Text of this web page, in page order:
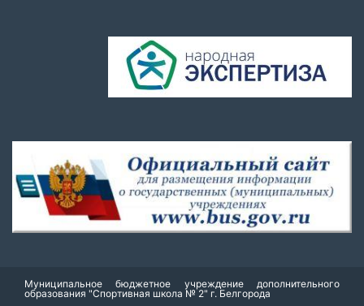
Муниципальное бюджетное учреждение дополнительного
образования "Спортивная школа № 2" г. Белгорода